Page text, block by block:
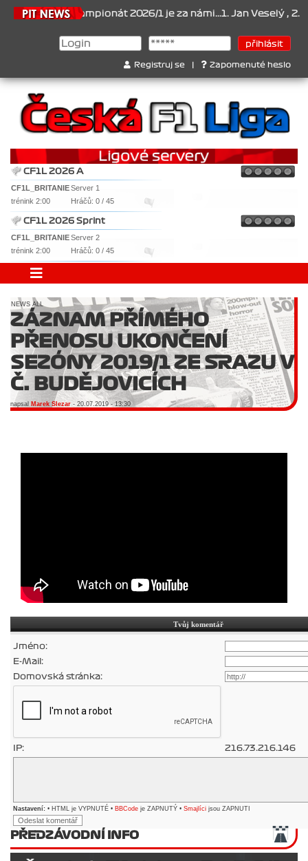
Šampionát 2026/1 je za námi...1. Jan Veselý , 2.
Registruj se Zapomenuté heslo
CF1L 2026 A
CF1L_BRITANIEServer 1
trénink 2:00
Hráčů: 0 / 45
CF1L 2026 Sprint
CF1L_BRITANIEServer 2
trénink 2:00
Hráčů: 0 / 45
NEWS ALL
ZÁZNAM PŘÍMÉHO
PŘENOSU UKONČENÍ
SEZÓNY 2019/1 ZE SRAZU V
Č. BUDĚJOVICÍCH
napsal Marek Slezar - 20.07.2019 - 13:30
Tvůj komentář
Jméno:
E-Mail:
Domovská stránka:
IP: 216.73.216.146
Nastavení: • HTML je VYPNUTÉ • BBCode je ZAPNUTÝ • Smajlíci jsou ZAPNUTI
PŘEDZÁVODNÍ INFO